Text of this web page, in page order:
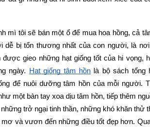
mì tôi sẽ bán một ổ để mua hoa hồng, cả
dễ bị tổn thương nhất của con người, là
gieo những hạt giống tốt của hi vọng,
ngày.
Hạt giống tâm hồn là bộ sách tổng
để nuôi dưỡng tâm hồn của mỗi người.
một bàn tay xoa dịu tâm hồn, tiếp thêm
trở ngại tinh thần, những khó khăn thử
và vươn đến những điều tốt đẹp hơn.